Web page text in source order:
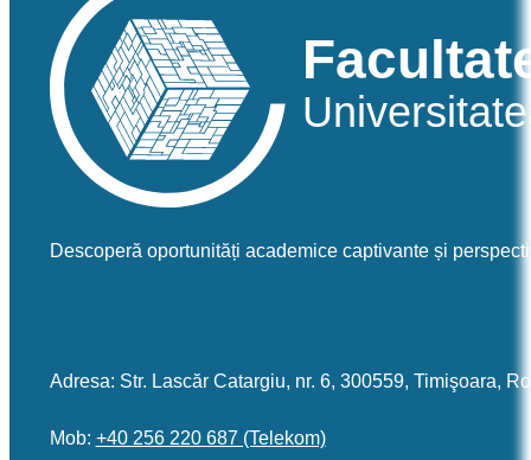
Descoperă oportunități academice captivante și
Adresa: Str. Lascăr Catargiu, nr. 6, 300559, Timişoara,
Mob: +40 256 220 687 (Telekom)